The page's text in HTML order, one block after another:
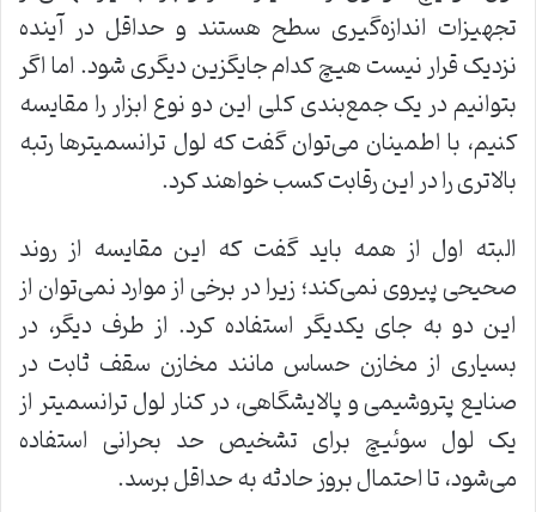
تجهیزات اندازه‌گیری سطح هستند و حداقل در آینده
نزدیک قرار نیست هیچ کدام جایگزین دیگری شود. اما اگر
بتوانیم در یک جمع‌بندی کلی این دو نوع ابزار را مقایسه
کنیم، با اطمینان می‌توان گفت که لول ترانسمیترها رتبه
بالاتری را در این رقابت کسب خواهند کرد.
البته اول از همه باید گفت که این مقایسه از روند
صحیحی پیروی نمی‌کند؛ زیرا در برخی از موارد نمی‌توان از
این دو به جای یکدیگر استفاده کرد. از طرف دیگر، در
بسیاری از مخازن حساس مانند مخازن سقف ثابت در
صنایع پتروشیمی و پالایشگاهی، در کنار لول ترانسمیتر از
یک لول سوئیچ برای تشخیص حد بحرانی استفاده
می‌شود، تا احتمال بروز حادثه به حداقل برسد.